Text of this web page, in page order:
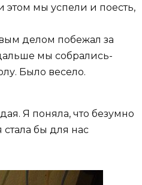
мы успели и поесть,
делом побежал за
мы собрались-
Было весело.
Я поняла, что безумно
бы для нас